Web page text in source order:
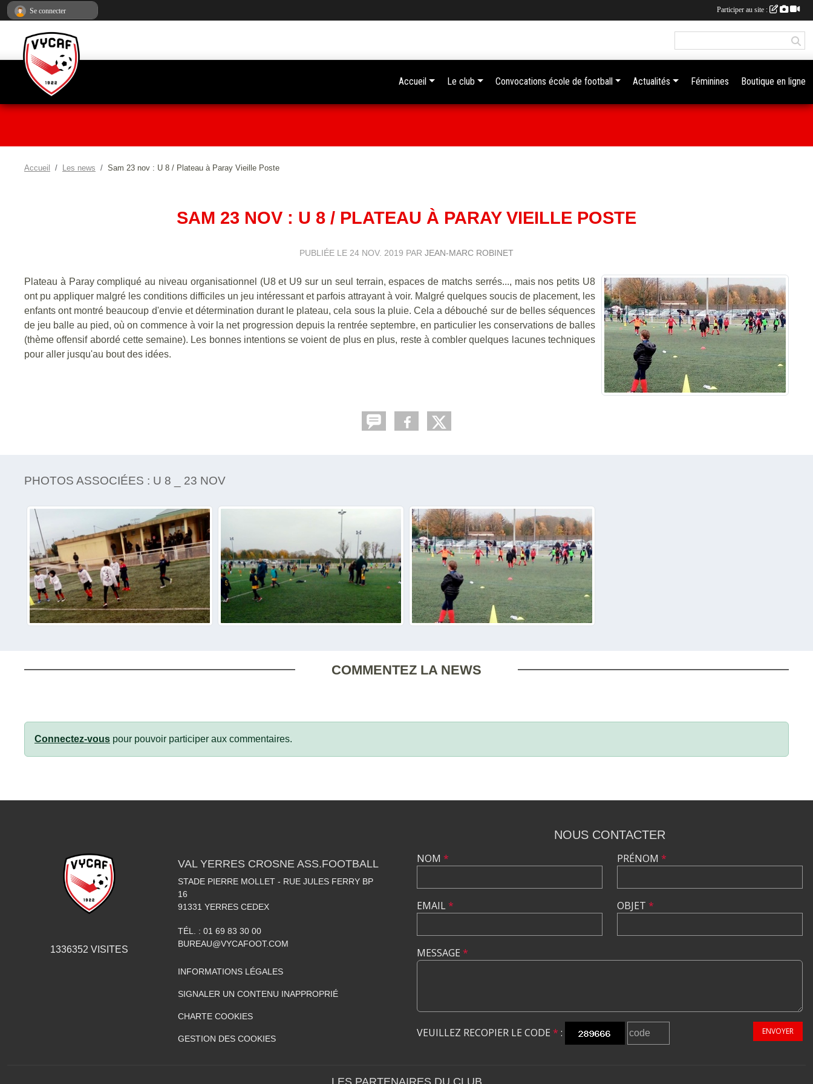
Accueil Les news Sam 23 nov : U 8 / Plateau à Paray Vieille Poste
SAM 23 NOV : U 8 / PLATEAU À PARAY VIEILLE POSTE
PUBLIÉE LE 24 NOV. 2019 PAR JEAN-MARC ROBINET
Plateau à Paray compliqué au niveau organisationnel (U8 et U9 sur un seul terrain, espaces de matchs serrés..., mais nos petits U8
ont pu appliquer malgré les conditions difficiles un jeu intéressant et parfois attrayant à voir. Malgré quelques soucis de placement, les
enfants ont montré beaucoup d'envie et détermination durant le plateau, cela sous la pluie. Cela a débouché sur de belles séquences
de jeu balle au pied, où on commence à voir la net progression depuis la rentrée septembre, en particulier les conservations de balles
(thème offensif abordé cette semaine). Les bonnes intentions se voient de plus en plus, reste à combler quelques lacunes techniques
pour aller jusqu'au bout des idées.
PHOTOS ASSOCIÉES : U 8 _ 23 NOV
COMMENTEZ LA NEWS
Connectez-vous pour pouvoir participer aux commentaires.
Accueil Le club Convocations école de football Actualités Féminines Boutique en ligne
1336352 VISITES
VAL YERRES CROSNE ASS.FOOTBALL
STADE PIERRE MOLLET - RUE JULES FERRY BP
16
91331 YERRES CEDEX
TÉL. : 01 69 83 30 00
BUREAU@VYCAFOOT.COM
INFORMATIONS LÉGALES
SIGNALER UN CONTENU INAPPROPRIÉ
CHARTE COOKIES
GESTION DES COOKIES
NOUS CONTACTER
NOM *
EMAIL*
PRÉNOM *
OBJET *
MESSAGE *
VEUILLEZ RECOPIER LE CODE * : ENVOYER
LES PARTENAIRES DU CLUB
Se connecter Participer au site :
Panneau de gestion des cookies